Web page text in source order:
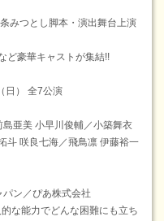
みつとし脚本・演出舞台上演
ど豪華キャストが集結!!
日） 全7公演
亜美 小早川俊輔／小築舞衣
斗 咲良七海／飛鳥凛 伊藤裕一
ン／ぴあ株式会社
な能力でどんな困難にも立ち